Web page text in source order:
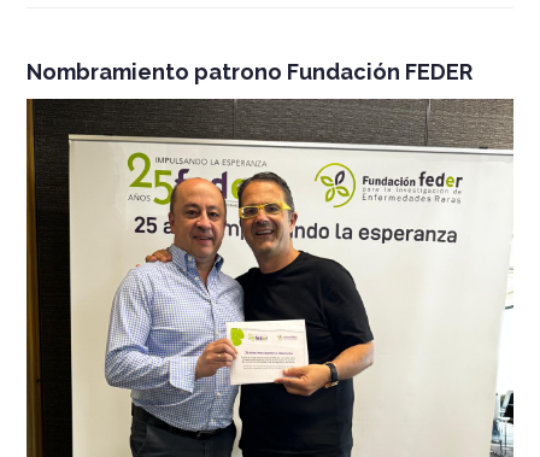
Nombramiento patrono Fundación FEDER